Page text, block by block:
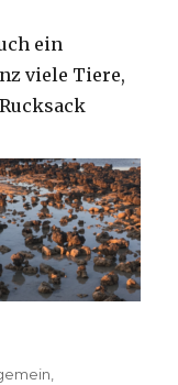
ein
viele Tiere,